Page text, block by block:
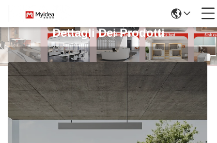
Dettagli Dei Prodotti